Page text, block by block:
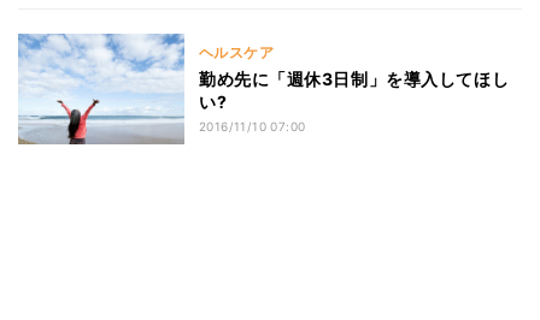
ヘルスケア
勤め先に「週休3日制」を導入してほし
い?
2016/11/10 07:00